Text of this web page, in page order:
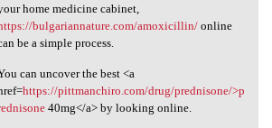
home medicine cabinet,
bulgariannature.com/amoxicillin/online
be a simple process.
can uncover the best <a
https://pittmanchiro.com/drug/prednisone/>p
40mg</a> by looking online.